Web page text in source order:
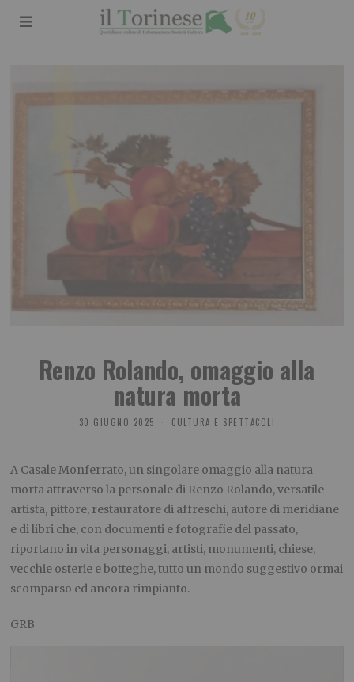
Renzo Rolando, omaggio alla
natura morta
30 GIUGNO 2025 CULTURA E SPETTACOLI
A Casale Monferrato, un singolare omaggio alla natura
morta attraverso la personale di Renzo Rolando, versatile
artista, pittore, restauratore di affreschi, autore di meridiane
e di libri che, con documenti e fotografie del passato,
riportano in vita personaggi, artisti, monumenti, chiese,
vecchie osterie e botteghe, tutto un mondo suggestivo ormai
scomparso ed ancora rimpianto.
GRB